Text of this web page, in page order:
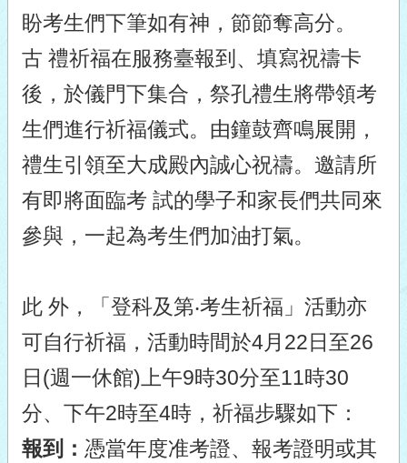
盼考生們下筆如有神，節節奪高分。
古 禮祈福在服務臺報到、填寫祝禱卡
後，於儀門下集合，祭孔禮生將帶領考
生們進行祈福儀式。由鐘鼓齊鳴展開，
禮生引領至大成殿內誠心祝禱。邀請所
有即將面臨考 試的學子和家長們共同來
參與，一起為考生們加油打氣。
此 外，「登科及第‧考生祈福」活動亦
可自行祈福，活動時間於4月22日至26
日(週一休館)上午9時30分至11時30
分、下午2時至4時，祈福步驟如下：
報到： 憑當年度准考證、報考證明或其